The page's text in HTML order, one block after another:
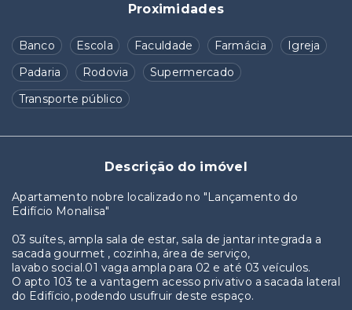
Proximidades
Banco Escola Faculdade Farmácia
Igreja
Padaria
Rodovia
Supermercado
Transporte público
Descrição do imóvel
Apartamento nobre localizado no "Lançamento do
Edifício Monalisa"
03 suítes, ampla sala de estar, sala de jantar integrada a
sacada gourmet , cozinha, área de serviço,
lavabo social.01 vaga ampla para 02 e até 03 veículos.
O apto 103 te a vantagem acesso privativo a sacada lateral
do Edifício, podendo usufruir deste espaço.